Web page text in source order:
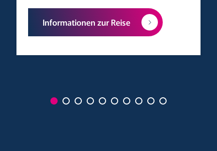
Informationen zur Reise